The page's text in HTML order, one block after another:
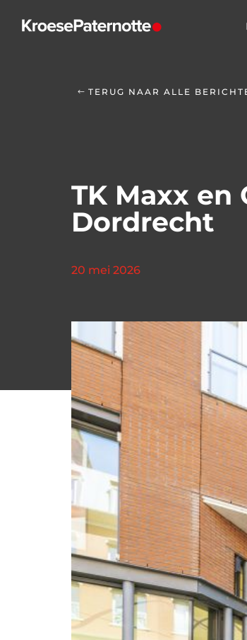
TERUG NAAR ALLE
TK Maxx
Dordrecht
20 mei 2026